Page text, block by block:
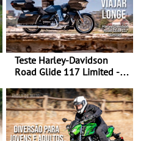
Teste Harley-Davidson
Road Glide 117 Limited - A